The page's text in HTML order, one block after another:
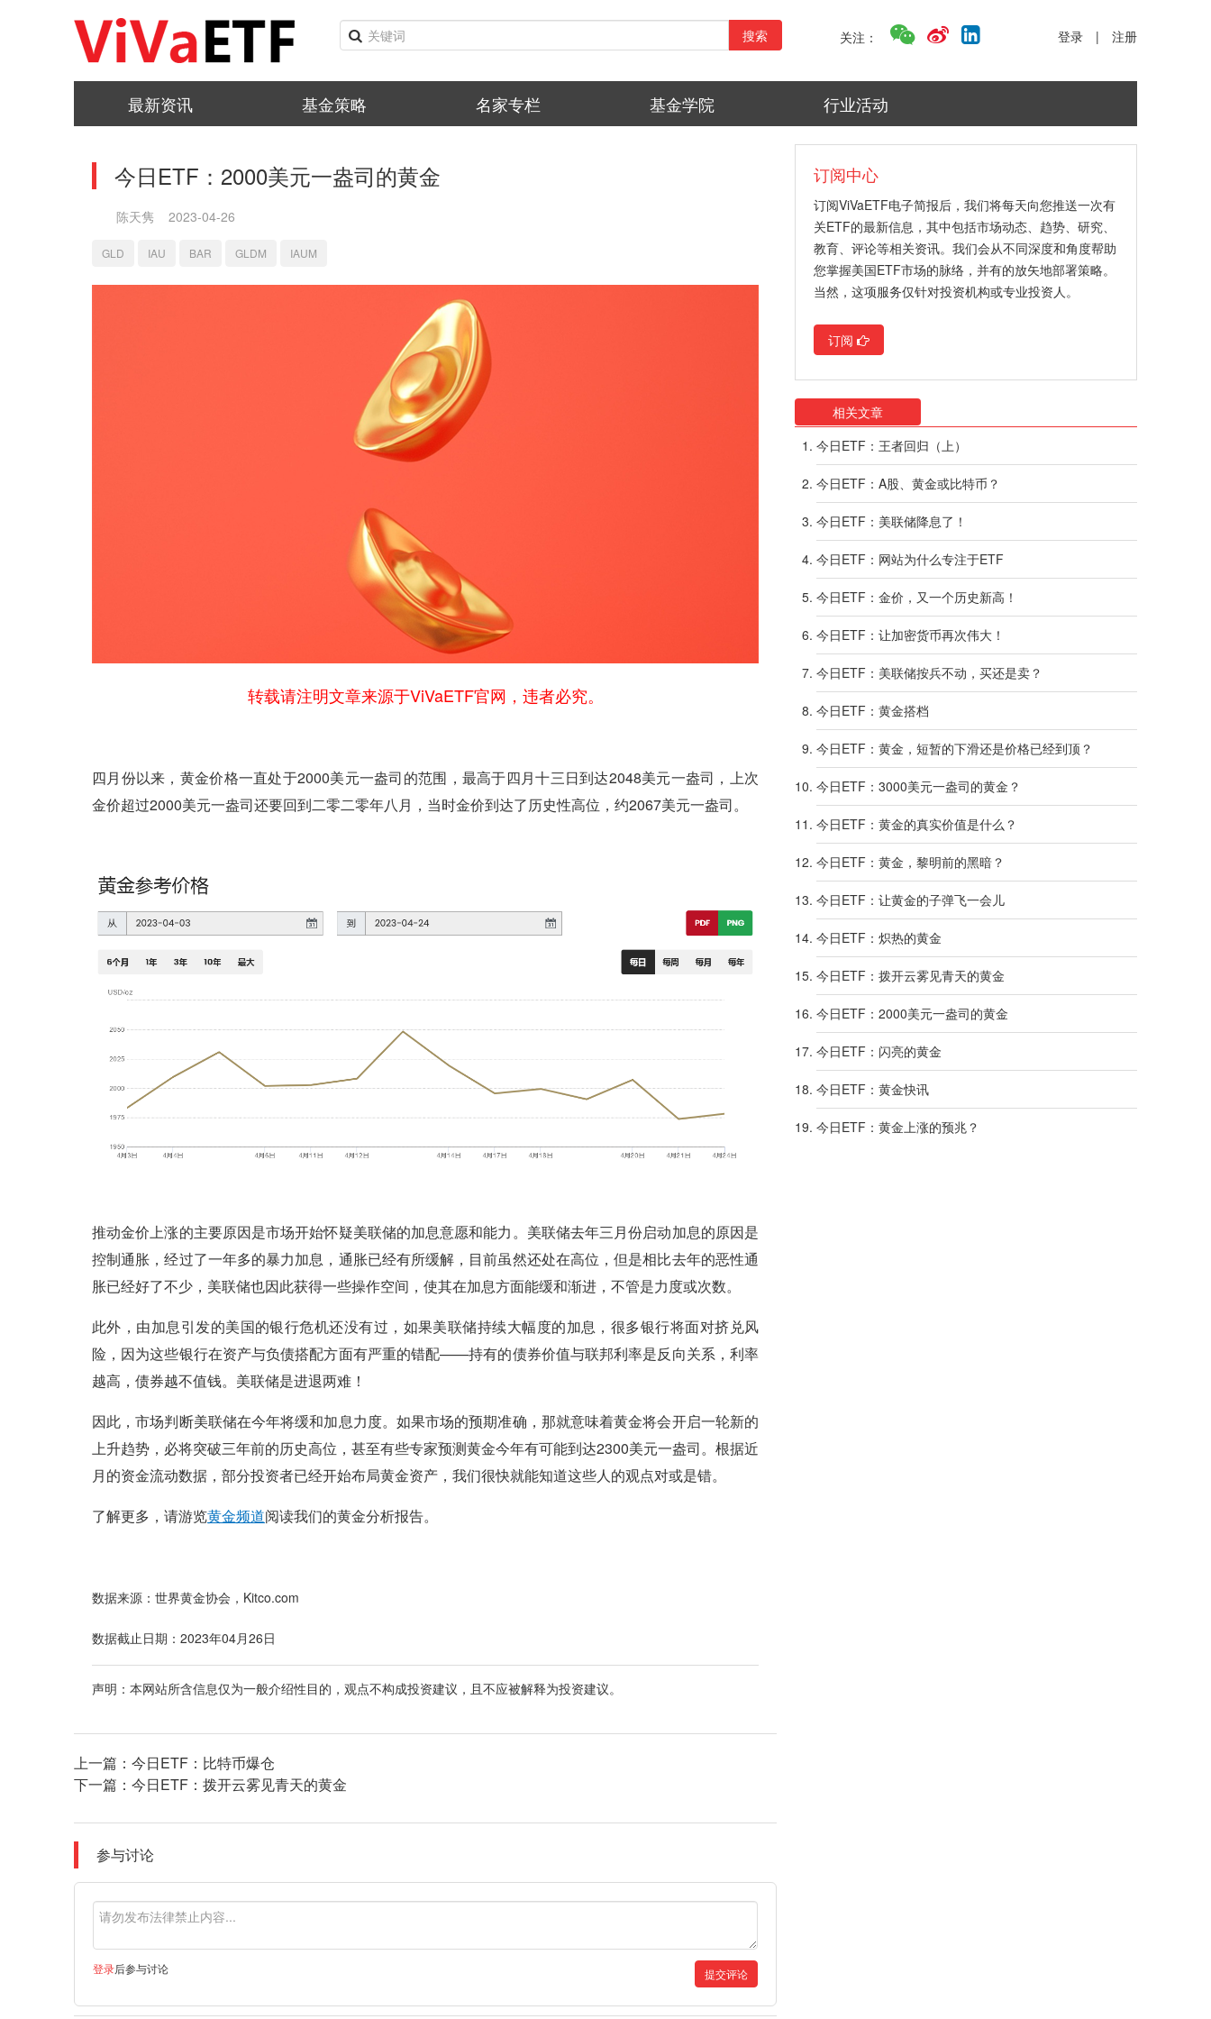
搜索 关注： 登录 | 注册
最新资讯 基金策略 名家专栏 基金学院 行业活动
今日ETF：2000美元一盎司的黄金
陈天隽 2023-04-26
GLD IAU BAR GLDM IAUM
转载请注明文章来源于ViVaETF官网，违者必究。
四月份以来，黄金价格一直处于2000美元一盎司的范围，最高于四月十三日到达2048美元一盎司，上次
金价超过2000美元一盎司还要回到二零二零年八月，当时金价到达了历史性高位，约2067美元一盎司。
推动金价上涨的主要原因是市场开始怀疑美联储的加息意愿和能力。美联储去年三月份启动加息的原因是
控制通胀，经过了一年多的暴力加息，通胀已经有所缓解，目前虽然还处在高位，但是相比去年的恶性通
胀已经好了不少，美联储也因此获得一些操作空间，使其在加息方面能缓和渐进，不管是力度或次数。
此外，由加息引发的美国的银行危机还没有过，如果美联储持续大幅度的加息，很多银行将面对挤兑风
险，因为这些银行在资产与负债搭配方面有严重的错配——持有的债券价值与联邦利率是反向关系，利率
越高，债券越不值钱。美联储是进退两难！
因此，市场判断美联储在今年将缓和加息力度。如果市场的预期准确，那就意味着黄金将会开启一轮新的
上升趋势，必将突破三年前的历史高位，甚至有些专家预测黄金今年有可能到达2300美元一盎司。根据近
月的资金流动数据，部分投资者已经开始布局黄金资产，我们很快就能知道这些人的观点对或是错。
了解更多，请游览黄金频道阅读我们的黄金分析报告。
数据来源：世界黄金协会，Kitco.com
数据截止日期：2023年04月26日
声明：本网站所含信息仅为一般介绍性目的，观点不构成投资建议，且不应被解释为投资建议。
上一篇： 今日ETF：比特币爆仓
下一篇： 今日ETF：拨开云雾见青天的黄金
参与讨论
登录后参与讨论 提交评论
订阅中心
订阅ViVaETF电子简报后，我们将每天向您推送一次有
关ETF的最新信息，其中包括市场动态、趋势、研究、
教育、评论等相关资讯。我们会从不同深度和角度帮助
您掌握美国ETF市场的脉络，并有的放矢地部署策略。
当然，这项服务仅针对投资机构或专业投资人。
订阅
相关文章
今日ETF：王者回归（上）
今日ETF：A股、黄金或比特币？
今日ETF：美联储降息了！
今日ETF：网站为什么专注于ETF
今日ETF：金价，又一个历史新高！
今日ETF：让加密货币再次伟大！
今日ETF：美联储按兵不动，买还是卖？
今日ETF：黄金搭档
今日ETF：黄金，短暂的下滑还是价格已经到顶？
今日ETF：3000美元一盎司的黄金？
今日ETF：黄金的真实价值是什么？
今日ETF：黄金，黎明前的黑暗？
今日ETF：让黄金的子弹飞一会儿
今日ETF：炽热的黄金
今日ETF：拨开云雾见青天的黄金
今日ETF：2000美元一盎司的黄金
今日ETF：闪亮的黄金
今日ETF：黄金快讯
今日ETF：黄金上涨的预兆？